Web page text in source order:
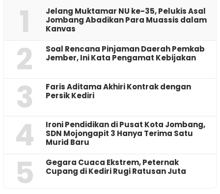
1
Jelang Muktamar NU ke-35, Pelukis Asal
Jombang Abadikan Para Muassis dalam
Kanvas
2
‎Soal Rencana Pinjaman Daerah Pemkab
Jember, Ini Kata Pengamat Kebijakan ‎
3
Faris Aditama Akhiri Kontrak dengan
Persik Kediri
4
Ironi Pendidikan di Pusat Kota Jombang,
SDN Mojongapit 3 Hanya Terima Satu
Murid Baru
5
‎Gegara Cuaca Ekstrem, Peternak
Cupang di Kediri Rugi Ratusan Juta